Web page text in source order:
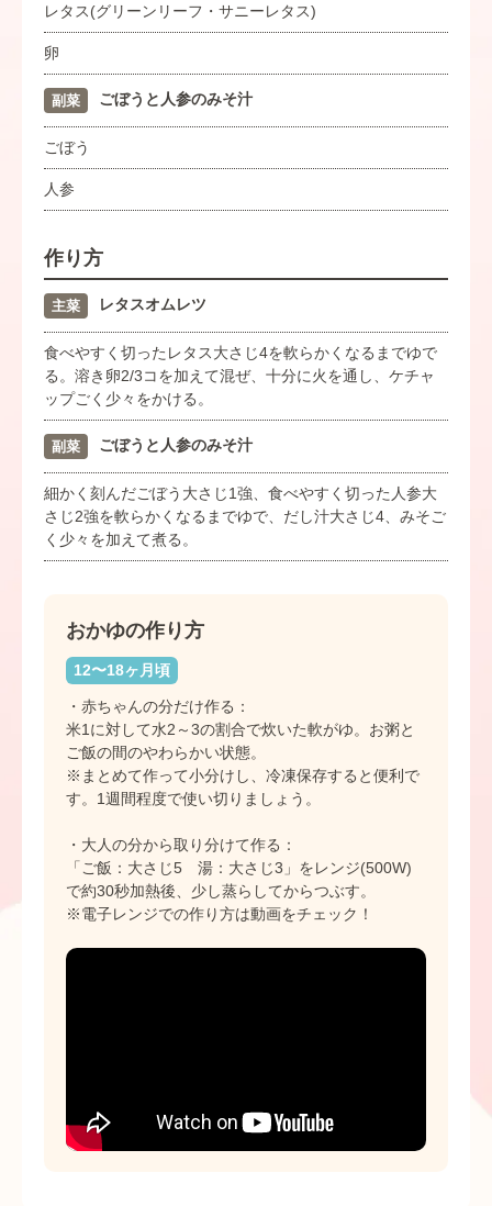
レタス(グリーンリーフ・サニーレタス)
卵
副菜 ごぼうと人参のみそ汁
ごぼう
人参
作り方
主菜 レタスオムレツ
食べやすく切ったレタス大さじ4を軟らかくなるまでゆで
る。溶き卵2/3コを加えて混ぜ、十分に火を通し、ケチャ
ップごく少々をかける。
副菜 ごぼうと人参のみそ汁
細かく刻んだごぼう大さじ1強、食べやすく切った人参大
さじ2強を軟らかくなるまでゆで、だし汁大さじ4、みそご
く少々を加えて煮る。
おかゆの作り方
12〜18ヶ月頃
・赤ちゃんの分だけ作る：
米1に対して水2～3の割合で炊いた軟がゆ。お粥と
ご飯の間のやわらかい状態。
※まとめて作って小分けし、冷凍保存すると便利で
す。1週間程度で使い切りましょう。
・大人の分から取り分けて作る：
「ご飯：大さじ5 湯：大さじ3」をレンジ(500W)
で約30秒加熱後、少し蒸らしてからつぶす。
※電子レンジでの作り方は動画をチェック！